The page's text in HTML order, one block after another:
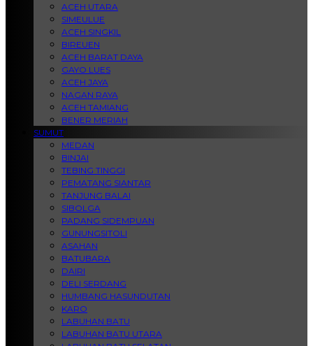
ACEH UTARA
SIMEULUE
ACEH SINGKIL
BIREUEN
ACEH BARAT DAYA
GAYO LUES
ACEH JAYA
NAGAN RAYA
ACEH TAMIANG
BENER MERIAH
SUMUT
MEDAN
BINJAI
TEBING TINGGI
PEMATANG SIANTAR
TANJUNG BALAI
SIBOLGA
PADANG SIDEMPUAN
GUNUNGSITOLI
ASAHAN
BATUBARA
DAIRI
DELI SERDANG
HUMBANG HASUNDUTAN
KARO
LABUHAN BATU
LABUHAN BATU UTARA